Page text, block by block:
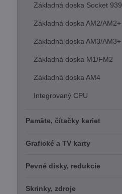
Základná doska Socket 939
Základná doska AM2/AM2+
Základná doska AM3/AM3+
Základná doska M1/FM2
Základná doska AM4
Integrovaný CPU
Pamäte, čítačky kariet
Grafické a TV karty
Pevné disky, redukcie
Skrinky, zdroje